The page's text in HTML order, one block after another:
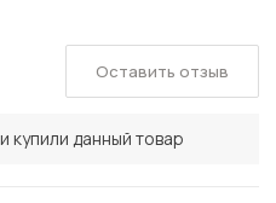
купили данный товар
Оставить отзыв